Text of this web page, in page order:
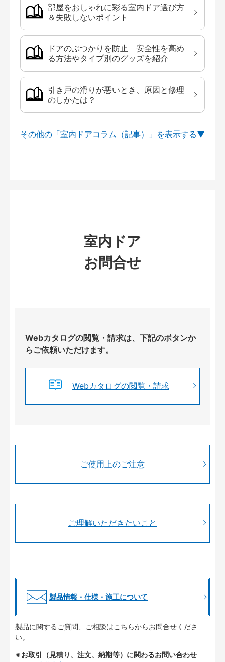
部屋をおしゃれに彩る室内ドア選び方
＆失敗しないポイント
ドアのぶつかりを防止 安全性を高め
る方法やタイプ別のグッズを紹介
引き戸の滑りが悪いとき、原因と修理
のしかたは？
その他の「室内ドアコラム（記事）」を
室内ドア
お問合せ
Webカタログの閲覧・請求は、下記のボタンか
らご依頼いただけます。
Webカタログの閲覧・請求
ご使用上のご注意
ご理解いただきたいこと
製品情報・仕様・施工について
製品に関するご質問、ご相談はこちらからお問合せくださ
い。
※お取引（見積り、注文、納期等）に関わるお問い合わせ